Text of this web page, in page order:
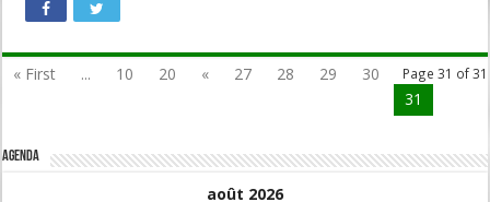
Page 31 of 31
« First ... 10 20 « 27 28 29
30
31
Agenda
août 2026